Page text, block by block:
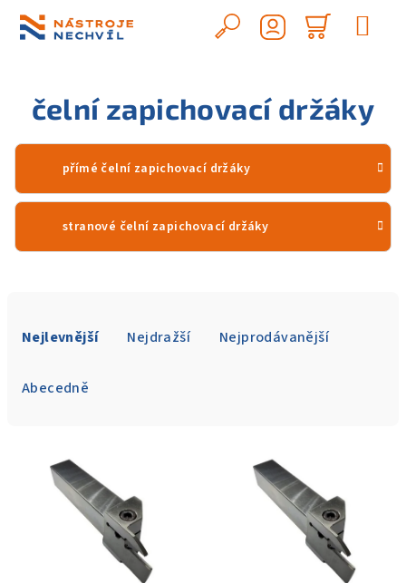
obsah
Hledat
košík
čelní zapichovací držáky
přímé čelní zapichovací držáky
stranové čelní zapichovací držáky
Nejlevnější Nejdražší Nejprodávanější
Abecedně